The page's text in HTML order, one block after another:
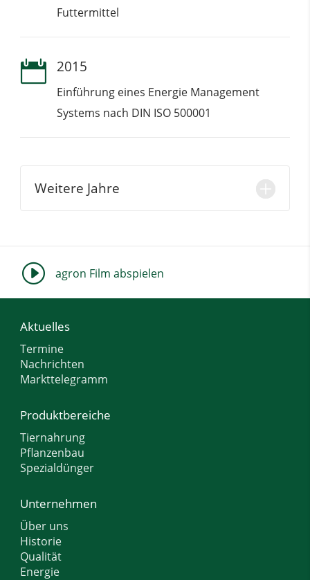
Futtermittel
 2015
Einführung eines Energie Management
Systems nach DIN ISO 500001
Weitere Jahre
I agron Film abspielen
Aktuelles
Termine
Nachrichten
Markttelegramm
Produktbereiche
Tiernahrung
Pflanzenbau
Spezialdünger
Unternehmen
Über uns
Historie
Qualität
Energie